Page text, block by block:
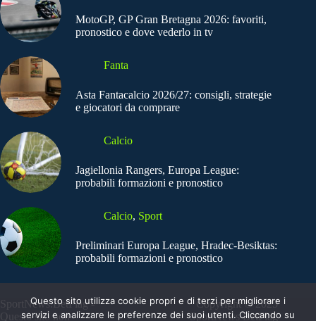
MotoGP, GP Gran Bretagna 2026: favoriti,
pronostico e dove vederlo in tv
Fanta
Asta Fantacalcio 2026/27: consigli, strategie
e giocatori da comprare
Calcio
Jagiellonia Rangers, Europa League:
probabili formazioni e pronostico
Calcio, Sport
Preliminari Europa League, Hradec-Besiktas:
probabili formazioni e pronostico
SportNews.BetFlag -
Questo sito non
Copyright © 2025
SportNews BetFlag
Questo sito utilizza cookie propri e di terzi per migliorare i
servizi e analizzare le preferenze dei suoi utenti. Cliccando su